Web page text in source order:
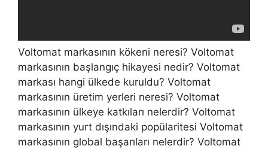
Voltomat markasının kökeni neresi? Voltomat
markasının başlangıç hikayesi nedir? Voltomat
markası hangi ülkede kuruldu? Voltomat
markasının üretim yerleri neresi? Voltomat
markasının ülkeye katkıları nelerdir? Voltomat
markasının yurt dışındaki popülaritesi Voltomat
markasının global başarıları nelerdir? Voltomat